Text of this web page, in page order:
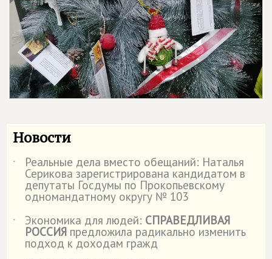
Новости
˙ Реальные дела вместо обещаний: Наталья
Серикова зарегистрирована кандидатом в
депутаты Госдумы по Прокопьевскому
одномандатному округу № 103
˙
Экономика для людей: СПРАВЕДЛИВАЯ
РОССИЯ предложила радикально изменить
подход к доходам гражд